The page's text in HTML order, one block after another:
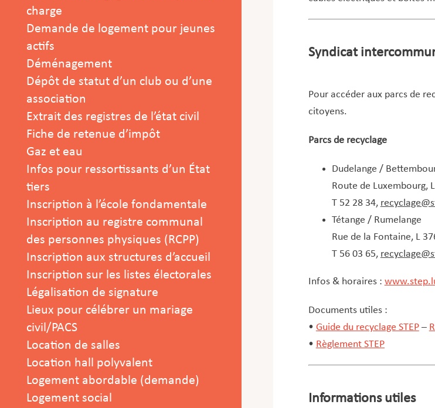
charge
Demande de logement pour jeunes
actifs
Déménagement
Dépôt de statut d’un club ou d’une
association
Extrait des registres de l’état civil
Fiche de retenue d’impôt
Gaz et eau
Infos pour ressortissants d’un État
tiers
Inscription à l’école fondamentale
Inscription au registre communal
des personnes physiques (RCPP)
Inscription aux structures d’accueil
Inscription sur les listes électorales
Légalisation de signature
Lieux pour célébrer un mariage
civil/PACS
Location de salles
Location hall polyvalent
Logement abordable (demande)
Logement social
Syndicat
Pour accéder aux parcs de
citoyens.
Parcs de recyclage
Dudelange /
Route de Luxembourg,
T 52 28 34,
Tétange / Rumelange
Rue de la Fontaine, L
T 56 03 65,
Infos & horaires :
Documents utiles :
• Guide du recyclage STEP–
• Règlement STEP
Informations utiles